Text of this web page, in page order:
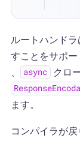
ルートハンドラ
すことをサポ
async クロ
ます。
コンパイラが